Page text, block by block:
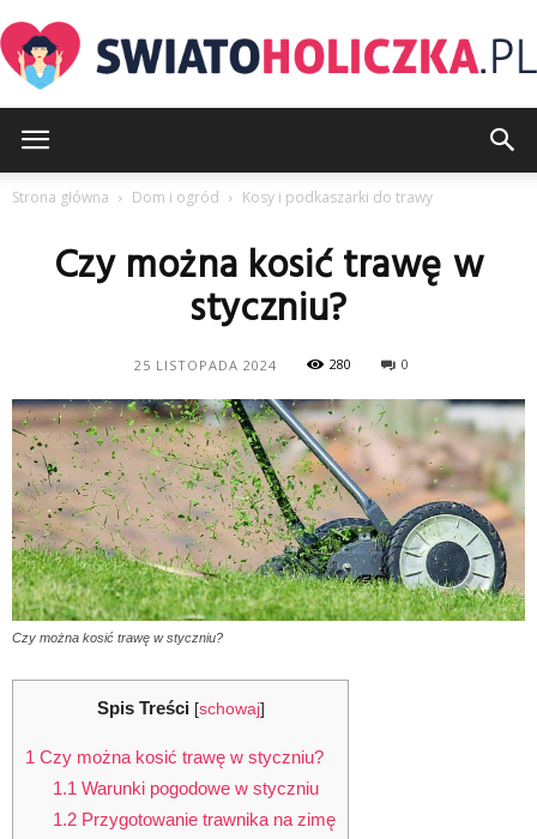
Strona główna Dom i ogród Kosy i podkaszarki do trawy
Czy można kosić trawę w
styczniu?
25 LISTOPADA 2024 280 0
Czy można kosić trawę w styczniu?
Spis Treści [schowaj]
1 Czy można kosić trawę w styczniu?
1.1Warunki pogodowe w styczniu
1.2Przygotowanie trawnika na zimę